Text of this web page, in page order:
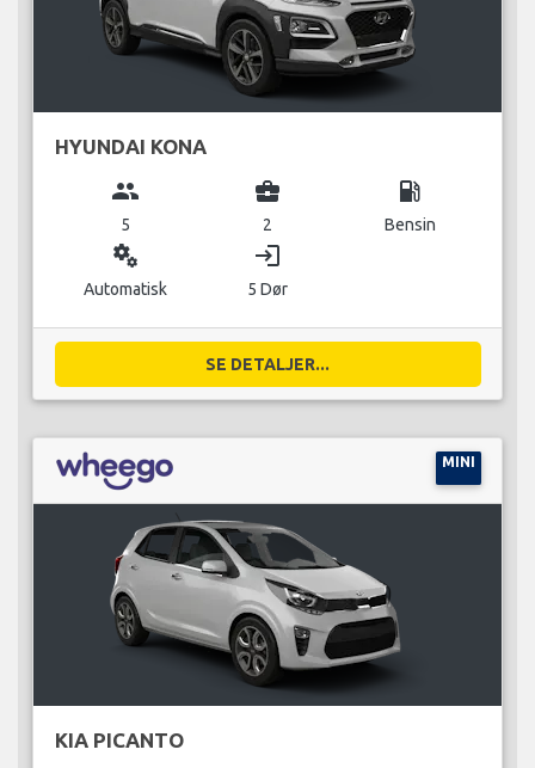
HYUNDAI KONA
group
5
business_center
2
local_gas_station
Bensin
miscellaneous_services
Automatisk
login
5 Dør
SE DETALJER...
MINI
KIA PICANTO